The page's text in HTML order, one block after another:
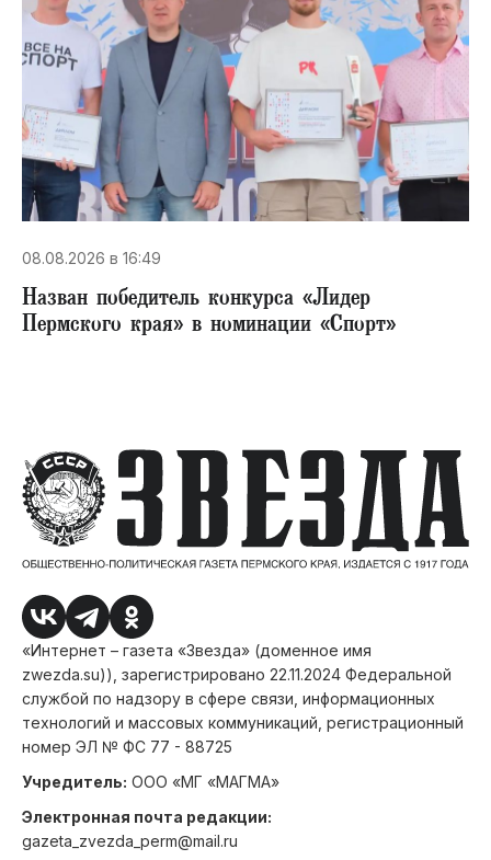
08.08.2026 в 16:49
Назван победитель конкурса «Лидер
Пермского края» в номинации «Спорт»
«Интернет – газета «Звезда» (доменное имя
zwezda.su)), зарегистрировано 22.11.2024 Федеральной
службой по надзору в сфере связи, информационных
технологий и массовых коммуникаций, регистрационный
номер ЭЛ № ФС 77 - 88725
Учредитель: ООО «МГ «МАГМА»
Электронная почта редакции:
gazeta_zvezda_perm@mail.ru